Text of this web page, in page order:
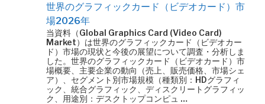
世界のグラフィックカード（ビデオカード）市
場2026年
当資料（Global Graphics Card (Video Card)
Market）は世界のグラフィックカード（ビデオカー
ド）市場の現状と今後の展望について調査・分析しま
した。世界のグラフィックカード（ビデオカード）市
場概要、主要企業の動向（売上、販売価格、市場シェ
ア）、セグメント別市場規模（種類別：HDグラフィ
ック、統合グラフィック、ディスクリートグラフィッ
ク、用途別：デスクトップコンピュ …